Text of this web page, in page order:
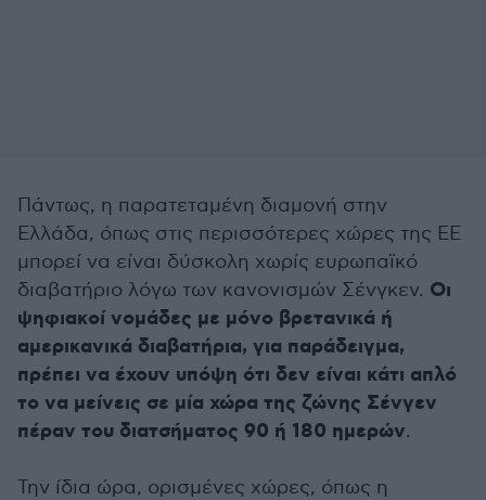
Πάντως, η παρατεταμένη διαμονή στην
Ελλάδα, όπως στις περισσότερες χώρες της ΕΕ
μπορεί να είναι δύσκολη χωρίς ευρωπαϊκό
διαβατήριο λόγω των κανονισμών Σένγκεν. Οι
ψηφιακοί νομάδες με μόνο βρετανικά ή
αμερικανικά διαβατήρια, για παράδειγμα,
πρέπει να έχουν υπόψη ότι δεν είναι κάτι απλό
το να μείνεις σε μία χώρα της ζώνης Σένγεν
πέραν του διατσήματος 90 ή 180 ημερών.
Την ίδια ώρα, ορισμένες χώρες, όπως η